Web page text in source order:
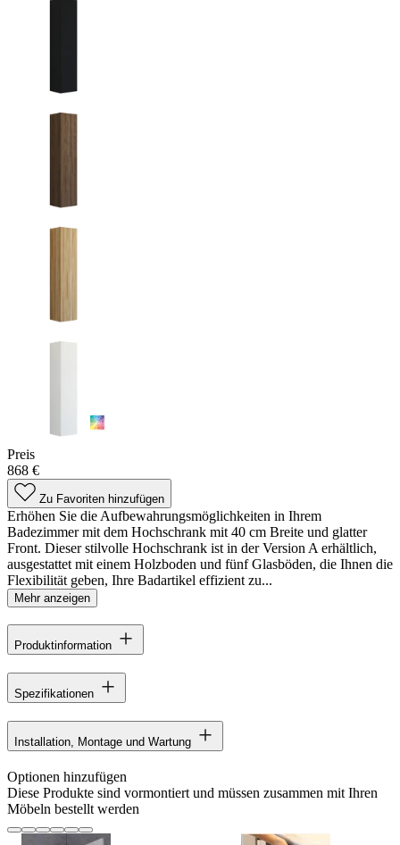
Preis
868 €
Zu Favoriten hinzufügen
Erhöhen Sie die Aufbewahrungsmöglichkeiten in Ihrem
Badezimmer mit dem Hochschrank mit 40 cm Breite und glatter
Front. Dieser stilvolle Hochschrank ist in der Version A erhältlich,
ausgestattet mit einem Holzboden und fünf Glasböden, die Ihnen die
Flexibilität geben, Ihre Badartikel effizient zu...
Mehr anzeigen
Produktinformation
Spezifikationen
Installation, Montage und Wartung
Optionen hinzufügen
Diese Produkte sind vormontiert und müssen zusammen mit Ihren
Möbeln bestellt werden